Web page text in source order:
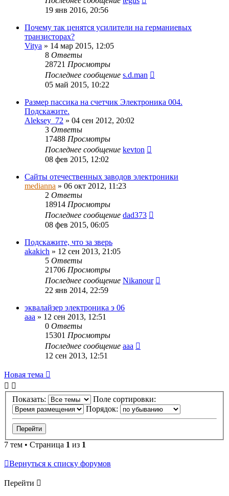
19 янв 2016, 20:56
Почему так ценятся усилители на германиевых
транзисторах?
Vitya » 14 мар 2015, 12:05
8 Ответы
28721 Просмотры
Последнее сообщение s.d.man
05 май 2015, 10:22
Размер пассика на счетчик Электроника 004.
Подскажите.
Aleksey_72 » 04 сен 2012, 20:02
3 Ответы
17488 Просмотры
Последнее сообщение kevton
08 фев 2015, 12:02
Сайты отечественных заводов электроники
medianna » 06 окт 2012, 11:23
2 Ответы
18914 Просмотры
Последнее сообщение dad373
08 фев 2015, 06:05
Подскажите, что за зверь
akakich » 12 сен 2013, 21:05
5 Ответы
21706 Просмотры
Последнее сообщение Nikanour
22 янв 2014, 22:59
эквалайзер электроника э 06
ааа » 12 сен 2013, 12:51
0 Ответы
15301 Просмотры
Последнее сообщение ааа
12 сен 2013, 12:51
Новая тема
Показать:
Поле сортировки:
Порядок:
7 тем • Страница 1 из 1
Вернуться к списку форумов
Перейти